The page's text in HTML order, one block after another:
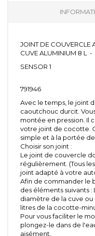
JOINT DE COUVERCLE
CUVE ALUMINIUM 8 L
SENSOR 1
791946
Avec le temps, le joint
caoutchouc durcit.
montée en pression. Il
votre joint de cocotte.
simple et à la portée de
Choisir son joint :
Le joint de couvercle
régulièrement. (Tous
joint adapté à votre
Afin de commander le
des éléments suivants
diamètre de la cuve
litres de la cocotte-
Pour vous faciliter le
plongez-le dans de
aisément.